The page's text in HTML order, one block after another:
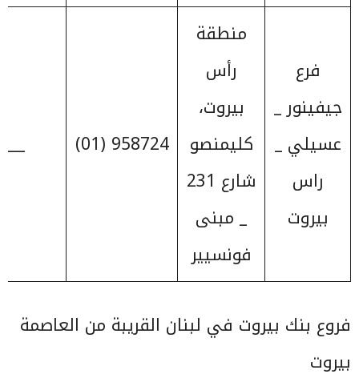
فرع
جيفينور _
عسيلي _
راس
بيروت
منطقة
رأس
بيروت،
كليمنصو
شارع 231
_ مبنى
فونسيير
958724 (01)
فروع بنك بيروت في لبنان القريبة من العاصمة
بيروت